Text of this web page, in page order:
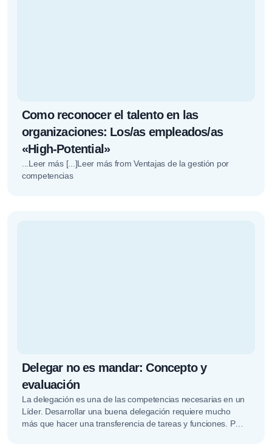
Como reconocer el talento en las
organizaciones: Los/as empleados/as
«High-Potential»
...Leer más [...]Leer más from Ventajas de la gestión por
competencias
Delegar no es mandar: Concepto y
evaluación
La delegación es una de las competencias necesarias en un
Líder. Desarrollar una buena delegación requiere mucho
más que hacer una transferencia de tareas y funciones. Para